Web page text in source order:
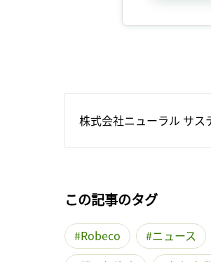
株式会社ニューラル サス
この記事のタグ
Robeco ニュース